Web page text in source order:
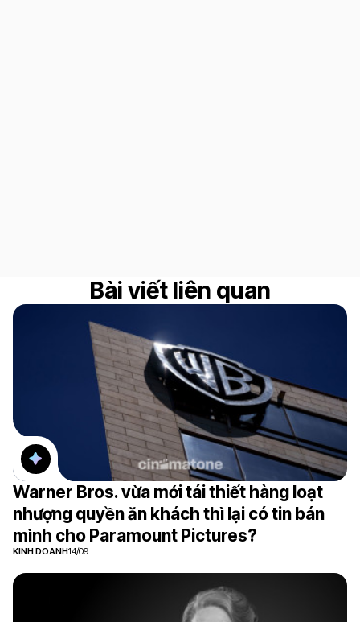
Bài viết liên quan
Warner Bros. vừa mới tái thiết hàng loạt
nhượng quyền ăn khách thì lại có tin bán
mình cho Paramount Pictures?
KINH DOANH14/09